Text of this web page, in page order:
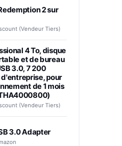
2 sur
(Vendeur Tiers)
4 To, disque
et de bureau
3.0, 7 200
pour
de 1 mois
(Vendeur Tiers)
3.0 Adapter